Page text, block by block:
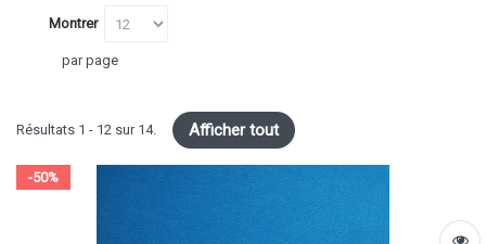
Montrer
par page
Résultats 1 - 12 sur 14. Afficher tout
-50%